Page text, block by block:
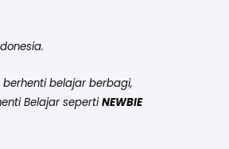
belajar berbagi,
Belajar sepertiNEWBIE